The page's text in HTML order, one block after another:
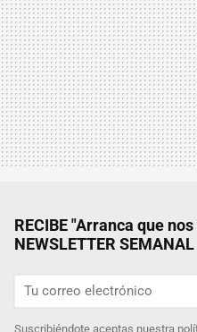
RECIBE "Arranca que
NEWSLETTER SEMANAL
Suscribiéndote aceptas nuestra